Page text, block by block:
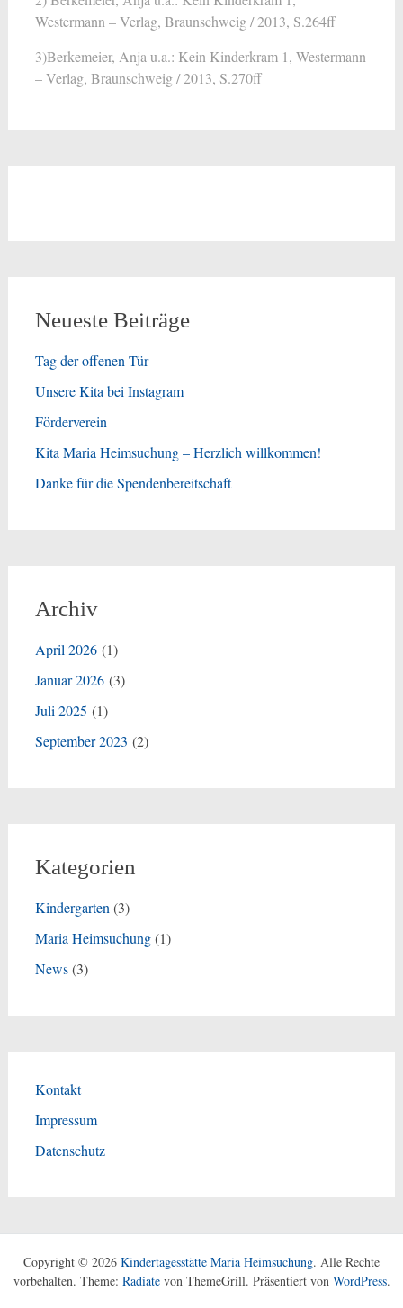
Westermann – Verlag, Braunschweig / 2013, S.264ff
3)Berkemeier, Anja u.a.: Kein Kinderkram 1, Westermann
– Verlag, Braunschweig / 2013, S.270ff
Neueste Beiträge
Tag der offenen Tür
Unsere Kita bei Instagram
Förderverein
Kita Maria Heimsuchung – Herzlich willkommen!
Danke für die Spendenbereitschaft
Archiv
April 2026(1)
Januar 2026(3)
Juli 2025 (1)
September 2023 (2)
Kategorien
Kindergarten (3)
Maria Heimsuchung(1)
News(3)
Kontakt
Impressum
Datenschutz
Copyright © 2026 Kindertagesstätte Maria Heimsuchung. Alle Rechte
vorbehalten. Theme: Radiatevon ThemeGrill. Präsentiert von WordPress.